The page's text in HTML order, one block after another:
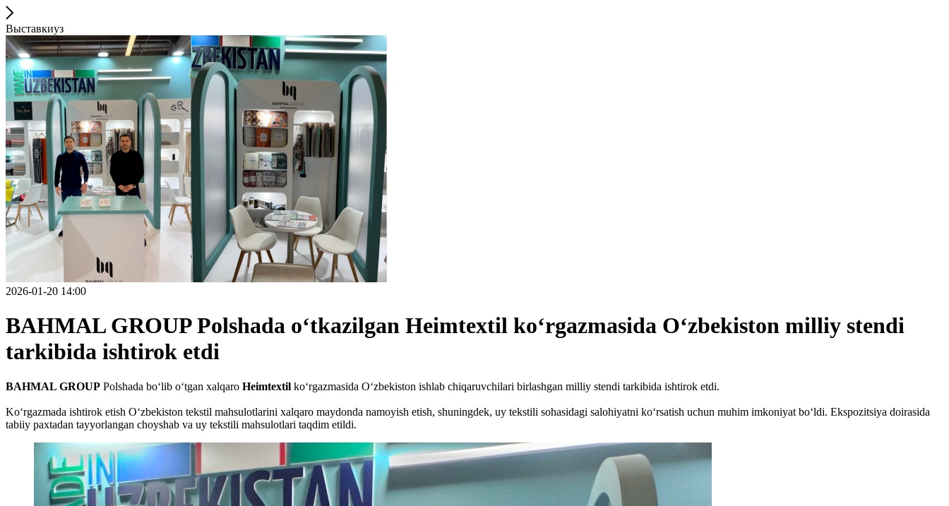
Выставкиуз
2026-01-20 14:00
BAHMAL GROUP Polshada o‘tkazilgan Heimtextil ko‘rgazmasida O‘zbekiston milliy stendi
tarkibida ishtirok etdi
BAHMAL GROUP Polshada bo‘lib o‘tgan xalqaro Heimtextil ko‘rgazmasida O‘zbekiston ishlab chiqaruvchilari birlashgan milliy stendi tarkibida ishtirok etdi.
Ko‘rgazmada ishtirok etish O‘zbekiston tekstil mahsulotlarini xalqaro maydonda namoyish etish, shuningdek, uy tekstili sohasidagi salohiyatni ko‘rsatish uchun muhim imkoniyat bo‘ldi. Ekspozitsiya doirasida
tabiiy paxtadan tayyorlangan choyshab va uy tekstili mahsulotlari taqdim etildi.